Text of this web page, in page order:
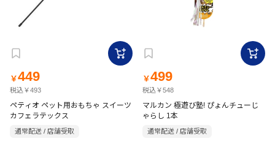
￥449
税込￥493
ペティオ ペット用おもちゃ スイーツ
カフェラテックス
通常配送 / 店舗受取
￥499
税込￥548
マルカン 極遊び塾! ぴょんチューじ
ゃらし 1本
通常配送 / 店舗受取